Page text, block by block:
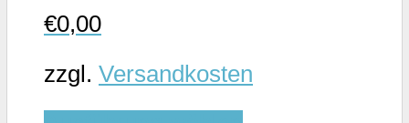
€0,00
zzgl. Versandkosten